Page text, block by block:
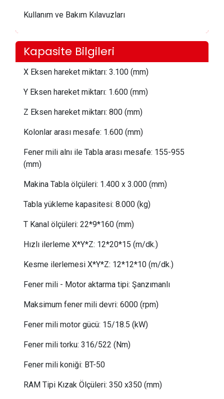
Kullanım ve Bakım Kılavuzları
Kapasite Bilgileri
X Eksen hareket miktarı: 3.100 (mm)
Y Eksen hareket miktarı: 1.600 (mm)
Z Eksen hareket miktarı: 800 (mm)
Kolonlar arası mesafe: 1.600 (mm)
Fener mili alnı ile Tabla arası mesafe: 155-955
(mm)
Makina Tabla ölçüleri: 1.400 x 3.000 (mm)
Tabla yükleme kapasitesi: 8.000 (kg)
T Kanal ölçüleri: 22*9*160 (mm)
Hızlı ilerleme X*Y*Z: 12*20*15 (m/dk.)
Kesme ilerlemesi X*Y*Z: 12*12*10 (m/dk.)
Fener mili - Motor aktarma tipi: Şanzımanlı
Maksimum fener mili devri: 6000 (rpm)
Fener mili motor gücü: 15/18.5 (kW)
Fener mili torku: 316/522 (Nm)
Fener mili koniği: BT-50
RAM Tipi Kızak Ölçüleri: 350 x350 (mm)